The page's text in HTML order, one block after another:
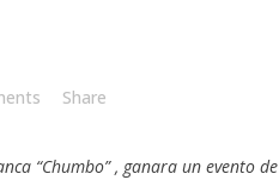
Share
“Chumbo”, ganara un evento de